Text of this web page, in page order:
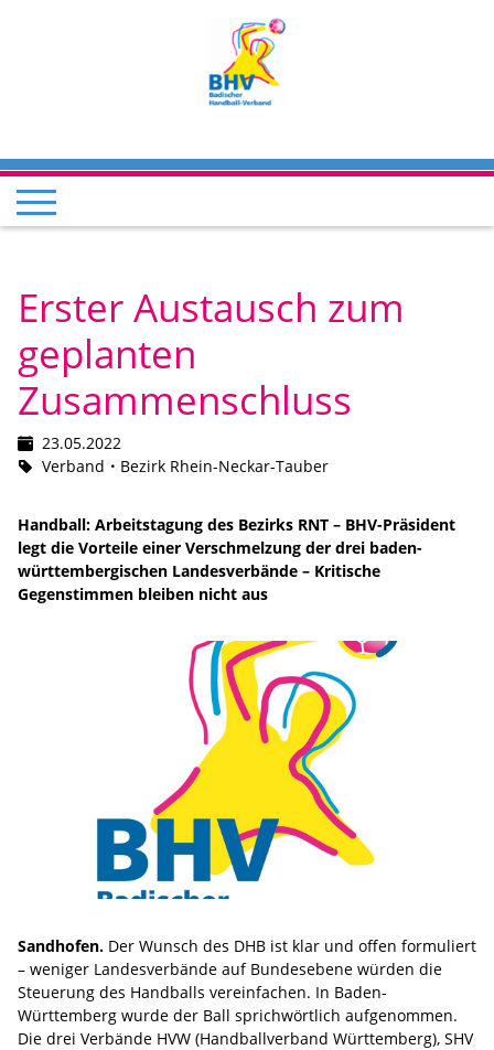
Erster Austausch zum
geplanten
Zusammenschluss
23.05.2022
Verband
Bezirk Rhein-Neckar-Tauber
Handball: Arbeitstagung des Bezirks RNT – BHV-Präsident
legt die Vorteile einer Verschmelzung der drei baden-
württembergischen Landesverbände – Kritische
Gegenstimmen bleiben nicht aus
Sandhofen. Der Wunsch des DHB ist klar und offen formuliert
– weniger Landesverbände auf Bundesebene würden die
Steuerung des Handballs vereinfachen. In Baden-
Württemberg wurde der Ball sprichwörtlich aufgenommen.
Die drei Verbände HVW (Handballverband Württemberg), SHV